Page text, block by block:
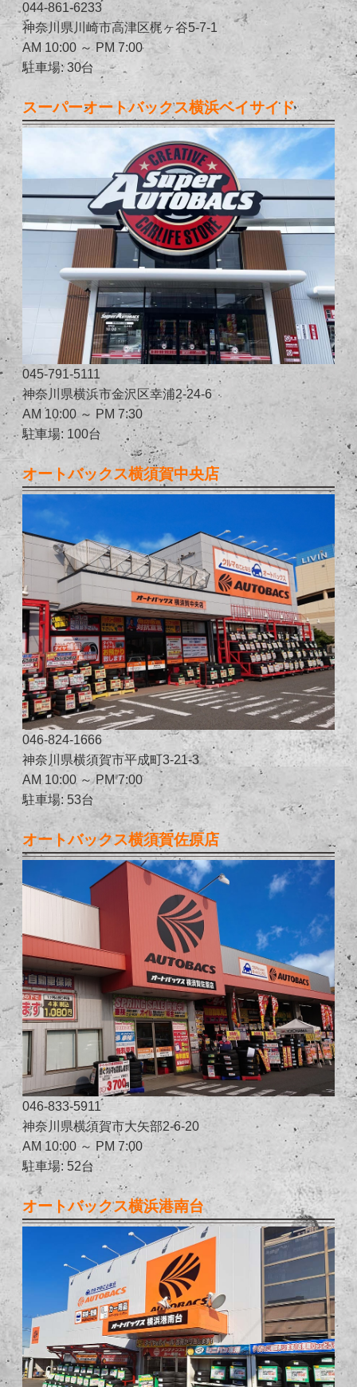
044-861-6233
神奈川県川崎市高津区梶ヶ谷5-7-1
AM 10:00 ～ PM 7:00
駐車場: 30台
スーパーオートバックス横浜ベイサイド
045-791-5111
神奈川県横浜市金沢区幸浦2-24-6
AM 10:00 ～ PM 7:30
駐車場: 100台
オートバックス横須賀中央店
046-824-1666
神奈川県横須賀市平成町3-21-3
AM 10:00 ～ PM 7:00
駐車場: 53台
オートバックス横須賀佐原店
046-833-5911
神奈川県横須賀市大矢部2-6-20
AM 10:00 ～ PM 7:00
駐車場: 52台
オートバックス横浜港南台